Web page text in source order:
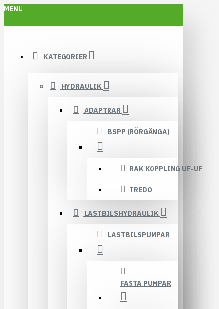
MENU
KATEGORIER
HYDRAULIK
ADAPTRAR
BSPP (RÖRGÄNGA)
RAK KOPPLING UF-UF
TREDO
LASTBILSHYDRAULIK
LASTBILSPUMPAR
FASTA PUMPAR